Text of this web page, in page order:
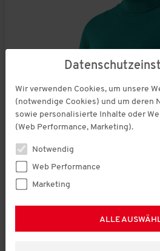
Kaschmir-Seide Rollkragenpullover
Wir verwenden Cookies, um unsere
(notwendige Cookies) und um deren
sowie personalisierte Inhalte oder
(Web Performance, Marketing).
Notwendig
Web Performance
Marketing
ALLE